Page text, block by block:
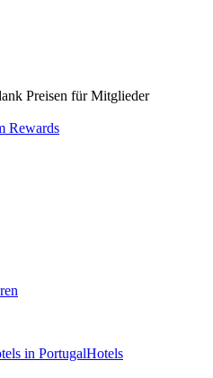
Preisen für Mitglieder
Rewards
in PortugalHotels